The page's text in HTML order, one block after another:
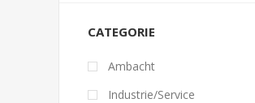
CATEGORIE
Ambacht
Industrie/Service